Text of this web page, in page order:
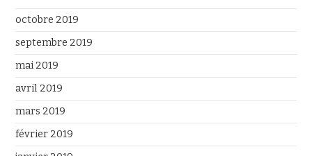
octobre 2019
septembre 2019
mai 2019
avril 2019
mars 2019
février 2019